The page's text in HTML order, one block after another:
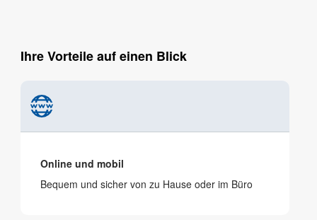
Ihre Vorteile auf einen Blick
Online und mobil
Bequem und sicher von zu Hause oder im Büro